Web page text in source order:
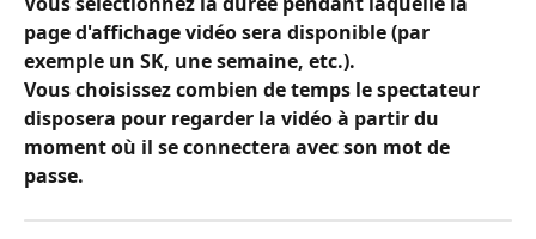
page d'affichage vidéo sera disponible (par
exemple un SK, une semaine, etc.).
Vous choisissez combien de temps le spectateur
disposera pour regarder la vidéo à partir du
moment où il se connectera avec son mot de
passe.